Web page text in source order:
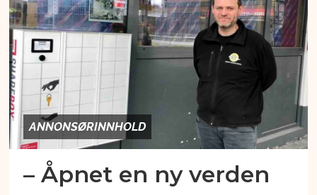
ANNONSØRINNHOLD
– Åpnet en ny verden